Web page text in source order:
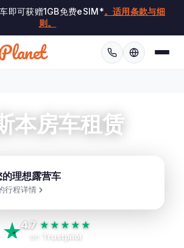
即可获赠1GB免费eSIM*。适用条款与细
则。
本房车租赁
理想露营车
行程详情
4.7 ★★★★★
Trustpilot